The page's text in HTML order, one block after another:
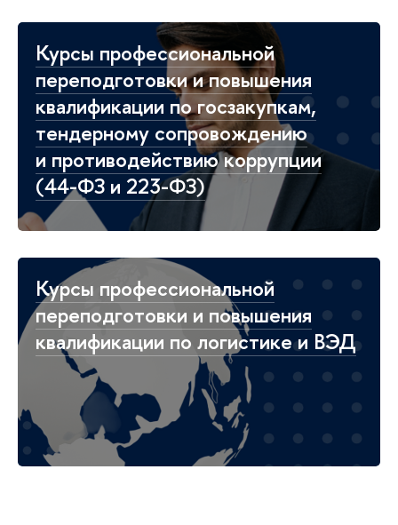
Курсы профессиональной
переподготовки и повышения
квалификации по госзакупкам,
тендерному сопровождению
и противодействию коррупции
(44-ФЗ и 223-ФЗ)
Курсы профессиональной
переподготовки и повышения
квалификации по логистике и ВЭД